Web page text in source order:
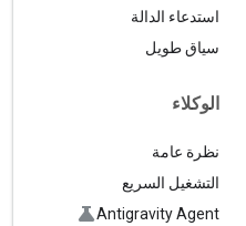
استدعاء الدالة
سياق طويل
الوكلاء
نظرة عامة
التشغيل السريع
Antigravity Agent